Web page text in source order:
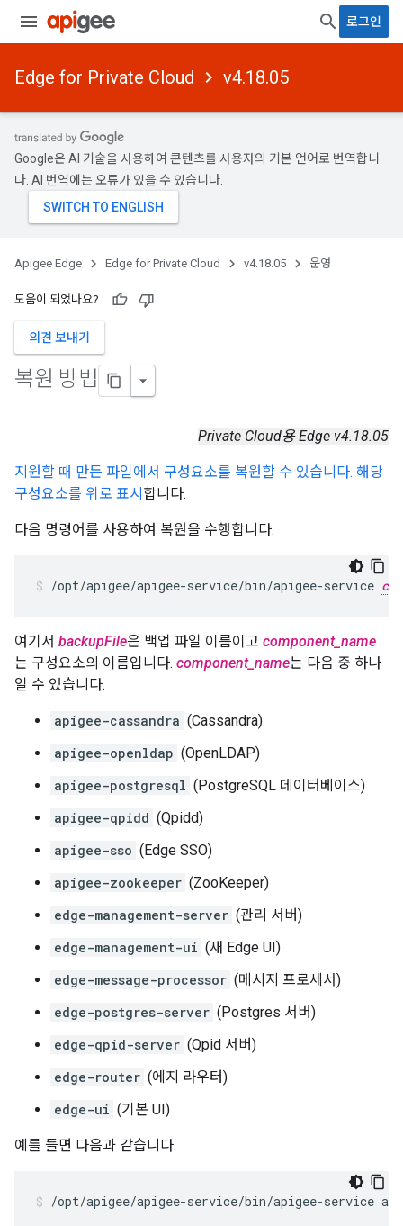
로그인
Edge for Private Cloud v4.18.05
Google은 AI 기술을 사용하여 콘텐츠를 사용자의 기본 언어로 번역합니
다. AI 번역에는 오류가 있을 수 있습니다.
Apigee Edge Edge for Private Cloud v4.18.05 운영
도움이 되었나요?
의견 보내기
복원 방법
Private Cloud용 Edge v4.18.05
지원할 때 만든 파일에서 구성요소를 복원할 수 있습니다. 해당
구성요소를 위로 표시 합니다.
다음 명령어를 사용하여 복원을 수행합니다.
/opt/apigee/apigee-service/bin/apigee-service
여기서 backupFile은 백업 파일 이름이고 component_name
는 구성요소의 이름입니다. component_name는 다음 중 하나
일 수 있습니다.
apigee-cassandra (Cassandra)
apigee-openldap (OpenLDAP)
apigee-postgresql (PostgreSQL 데이터베이스)
apigee-qpidd (Qpidd)
apigee-sso (Edge SSO)
apigee-zookeeper (ZooKeeper)
edge-management-server (관리 서버)
edge-management-ui (새 Edge UI)
edge-message-processor (메시지 프로세서)
edge-postgres-server (Postgres 서버)
edge-qpid-server (Qpid 서버)
edge-router (에지 라우터)
edge-ui (기본 UI)
예를 들면 다음과 같습니다.
/opt/apigee/apigee-service/bin/apigee-service